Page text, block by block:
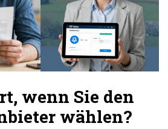
wenn Sie den
wählen?